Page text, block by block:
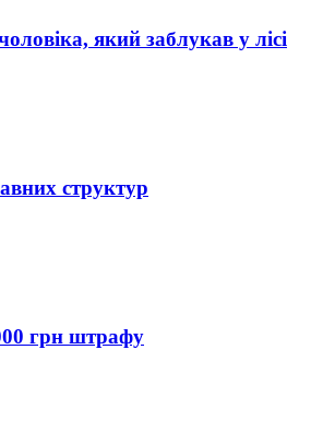
який заблукав у лісі
структур
грн штрафу